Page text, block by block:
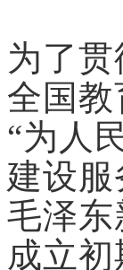
为了
全国
“为人
建设服
毛泽
成立